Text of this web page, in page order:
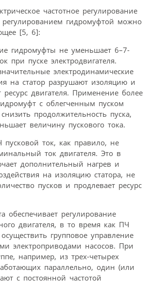
частотное регулирование
гидромуфтой можно
[5, 6]:
гидромуфты не уменьшает 6–7-
при пуске электродвигателя.
электродинамические
на статор разрушают изоляцию и
ресурс двигателя. Применение более
с облегченным пуском
продолжительность пуска,
величину пускового тока.
ток, как правило, не
ток двигателя. Это в
дополнительный нагрев и
на изоляцию статора, не
пусков и продлевает ресурс
обеспечивает регулирование
двигателя, в то время как ПЧ
групповое управление
электроприводами насосов. При
например, из трех-четырех
параллельно, один (или
с постоянной частотой